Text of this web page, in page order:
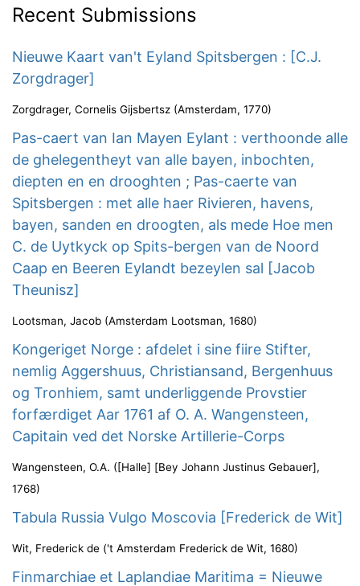
Recent Submissions
Nieuwe Kaart van't Eyland Spitsbergen : [C.J.
Zorgdrager]
Zorgdrager, Cornelis Gijsbertsz (Amsterdam, 1770)
Pas-caert van Ian Mayen Eylant : verthoonde alle
de ghelegentheyt van alle bayen, inbochten,
diepten en en drooghten ; Pas-caerte van
Spitsbergen : met alle haer Rivieren, havens,
bayen, sanden en droogten, als mede Hoe men
C. de Uytkyck op Spits-bergen van de Noord
Caap en Beeren Eylandt bezeylen sal [Jacob
Theunisz]
Lootsman, Jacob (Amsterdam Lootsman, 1680)
Kongeriget Norge : afdelet i sine fiire Stifter,
nemlig Aggershuus, Christiansand, Bergenhuus
og Tronhiem, samt underliggende Provstier
forfærdiget Aar 1761 af O. A. Wangensteen,
Capitain ved det Norske Artillerie-Corps
Wangensteen, O.A. ([Halle] [Bey Johann Justinus Gebauer],
1768)
Tabula Russia Vulgo Moscovia [Frederick de Wit]
Wit, Frederick de ('t Amsterdam Frederick de Wit, 1680)
Finmarchiae et Laplandiae Maritima = Nieuwe